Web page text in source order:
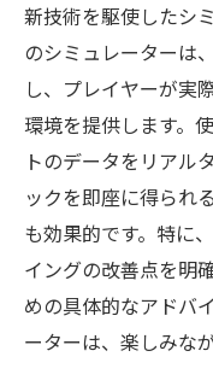
新技術を駆使したシ
のシミュレーターは
し、プレイヤーが実
環境を提供します。
トのデータをリアル
ックを即座に得られ
も効果的です。特に
イングの改善点を明
めの具体的なアドバ
ーターは、楽しみな